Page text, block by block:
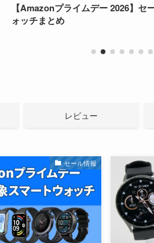
【Amazonプライムデー 2026】セ
ォッチまとめ
レビュー
セール情報